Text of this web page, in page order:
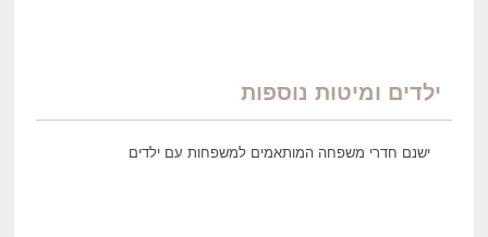
ילדים ומיטות נוספות
ישנם חדרי משפחה המותאמים למשפחות עם ילדים